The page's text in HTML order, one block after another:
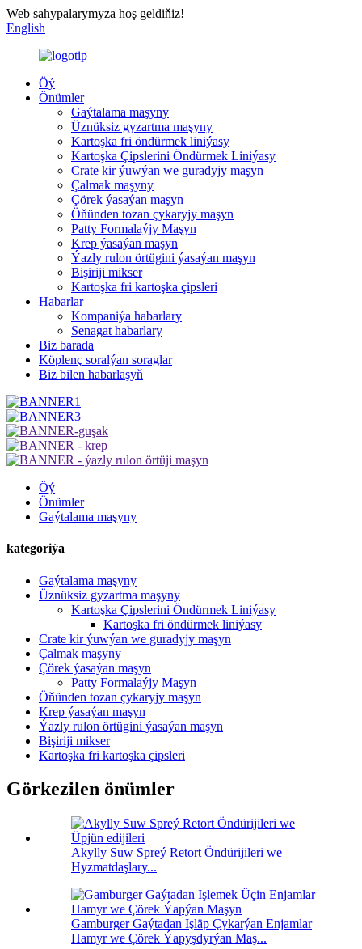
Web sahypalarymyza hoş geldiňiz!
English
Öý
Önümler
Gaýtalama maşyny
Üznüksiz gyzartma maşyny
Kartoşka fri öndürmek liniýasy
Kartoşka Çipslerini Öndürmek Liniýasy
Crate kir ýuwýan we guradyjy maşyn
Çalmak maşyny
Çörek ýasaýan maşyn
Öňünden tozan çykaryjy maşyn
Patty Formalaýjy Maşyn
Krep ýasaýan maşyn
Ýazly rulon örtügini ýasaýan maşyn
Bişiriji mikser
Kartoşka fri kartoşka çipsleri
Habarlar
Kompaniýa habarlary
Senagat habarlary
Biz barada
Köplenç soralýan soraglar
Biz bilen habarlaşyň
Öý
Önümler
Gaýtalama maşyny
kategoriýa
Gaýtalama maşyny
Üznüksiz gyzartma maşyny
Kartoşka Çipslerini Öndürmek Liniýasy
Kartoşka fri öndürmek liniýasy
Crate kir ýuwýan we guradyjy maşyn
Çalmak maşyny
Çörek ýasaýan maşyn
Patty Formalaýjy Maşyn
Öňünden tozan çykaryjy maşyn
Krep ýasaýan maşyn
Ýazly rulon örtügini ýasaýan maşyn
Bişiriji mikser
Kartoşka fri kartoşka çipsleri
Görkezilen önümler
Akylly Suw Spreý Retort Öndürijileri we
Hyzmatdaşlary...
Gamburger Gaýtadan Işläp Çykarýan Enjamlar
Hamyr we Çörek Ýapyşdyrýan Maş...